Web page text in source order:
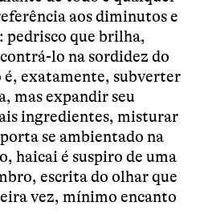
aos diminutos e
que brilha,
lo na sordidez do
exatamente, subverter
mas expandir seu
ingredientes, misturar
se ambientado na
haicai é suspiro de uma
escrita do olhar que
vez, mínimo encanto